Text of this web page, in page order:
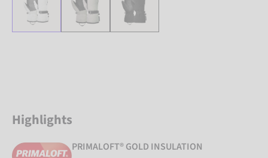
Highlights
PRIMALOFT® GOLD INSULATION